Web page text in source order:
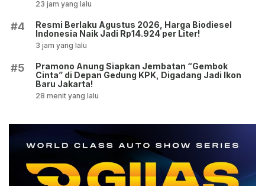
23 jam yang lalu
#4
Resmi Berlaku Agustus 2026, Harga Biodiesel
Indonesia Naik Jadi Rp14.924 per Liter!
3 jam yang lalu
#5
Pramono Anung Siapkan Jembatan “Gembok
Cinta” di Depan Gedung KPK, Digadang Jadi Ikon
Baru Jakarta!
28 menit yang lalu